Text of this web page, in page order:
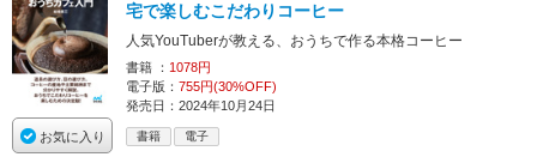
お気に入り
宅で楽しむこだわりコーヒー
人気YouTuberが教える、おうちで作る本格コーヒー
書籍 ： 1078円
電子版： 755円(30%OFF)
発売日：2024年10月24日
書籍 電子